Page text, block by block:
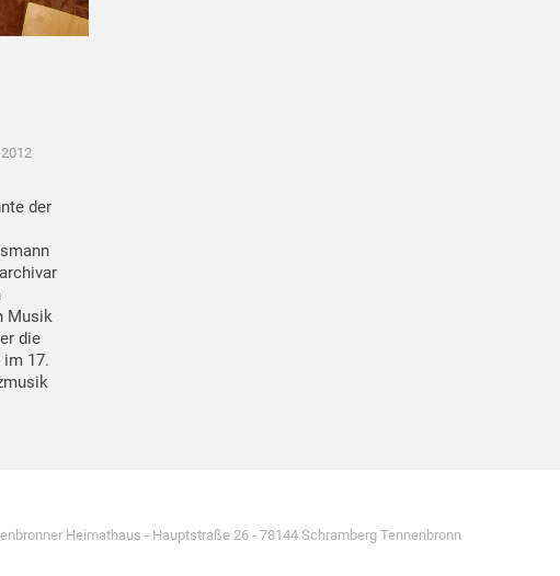
der
Musik
die
17.
Heimathaus - Hauptstraße 26 - 78144 Schramberg Tennenbronn